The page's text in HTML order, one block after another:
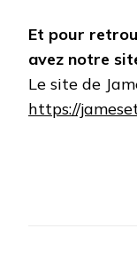
Et pour
avez notre
Le site de
https://